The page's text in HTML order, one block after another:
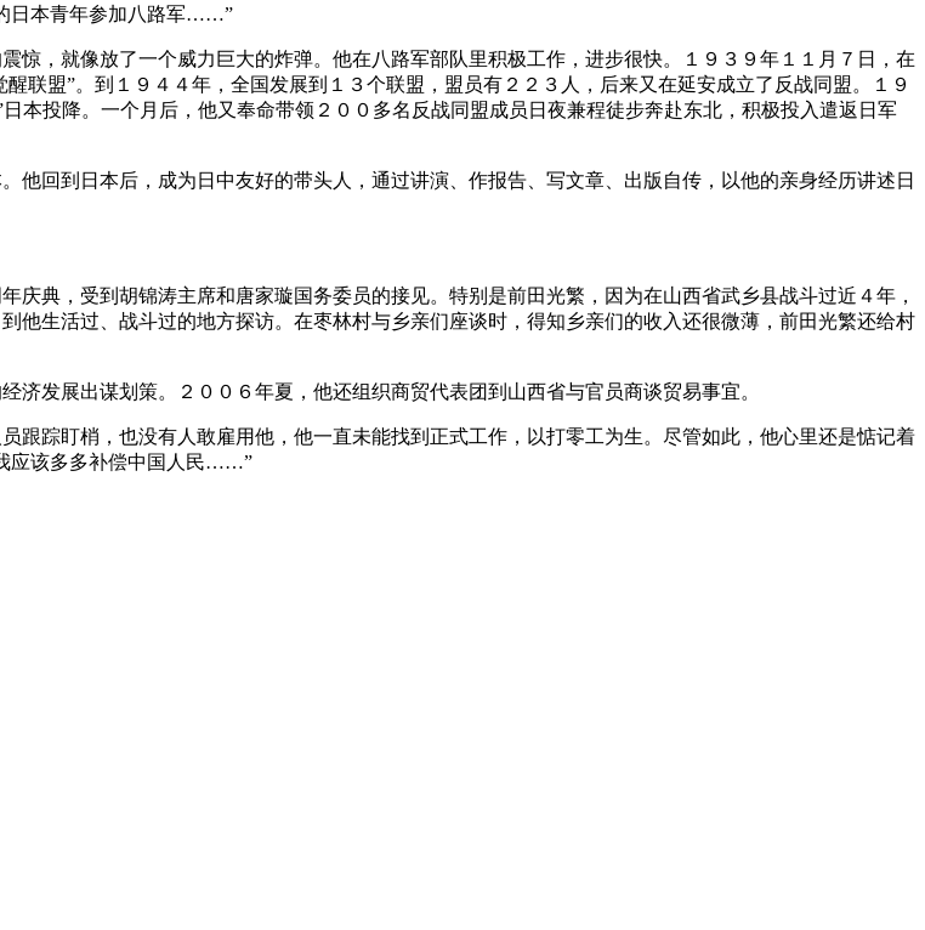
日本青年参加八路军……”
惊，就像放了一个威力巨大的炸弹。他在八路军部队里积极工作，进步很快。１９３９年１１月７日，在
联盟”。到１９４４年，全国发展到１３个联盟，盟员有２２３人，后来又在延安成立了反战同盟。１９
本投降。一个月后，他又奉命带领２００多名反战同盟成员日夜兼程徒步奔赴东北，积极投入遣返日军
回到日本后，成为日中友好的带头人，通过讲演、作报告、写文章、出版自传，以他的亲身经历讲述日
庆典，受到胡锦涛主席和唐家璇国务委员的接见。特别是前田光繁，因为在山西省武乡县战斗过近４年，
他生活过、战斗过的地方探访。在枣林村与乡亲们座谈时，得知乡亲们的收入还很微薄，前田光繁还给村
发展出谋划策。２００６年夏，他还组织商贸代表团到山西省与官员商谈贸易事宜。
跟踪盯梢，也没有人敢雇用他，他一直未能找到正式工作，以打零工为生。尽管如此，他心里还是惦记着
应该多多补偿中国人民……”